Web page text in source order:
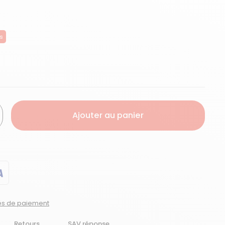
Ajouter au panier
de paiement